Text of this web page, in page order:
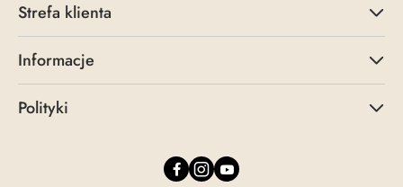
Strefa klienta
Informacje
Polityki